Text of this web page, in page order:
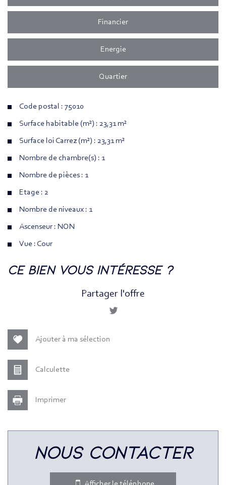
Financier
Energie
Quartier
Code postal : 75010
Surface habitable (m²) : 23,31 m²
Surface loi Carrez (m²) : 23,31 m²
Nombre de chambre(s) : 1
Nombre de pièces : 1
Etage : 2
Nombre de niveaux : 1
Ascenseur : NON
Vue : Cour
la ville de paris (75010)
Bar
ce bien vous intéresse ?
Partager l'offre
Ajouter à ma sélection
Calculette
Imprimer
nous contacter